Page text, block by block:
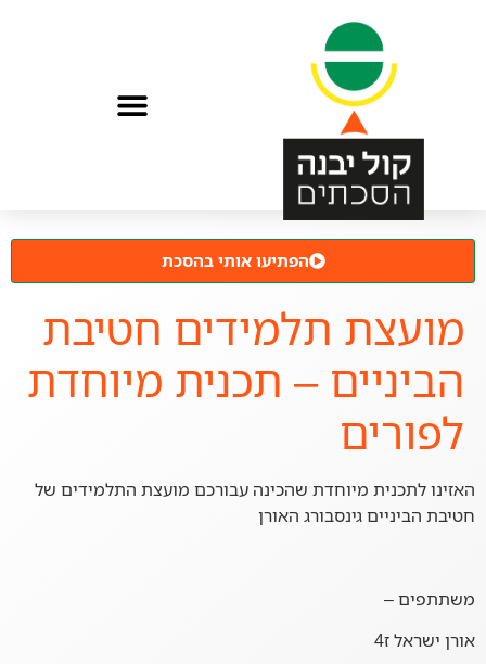
הפתיעו אותי בהסכת
מועצת תלמידים חטיבת
הביניים – תכנית מיוחדת
לפורים
האזינו לתכנית מיוחדת שהכינה עבורכם מועצת התלמידים של
חטיבת הביניים גינסבורג האורן
משתתפים –
אורן ישראל ז4